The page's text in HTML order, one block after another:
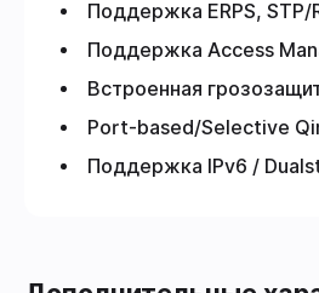
Поддержка ERPS, STP/
Поддержка Access
Встроенная
Port-based/Selective
Поддержка IPv6 /